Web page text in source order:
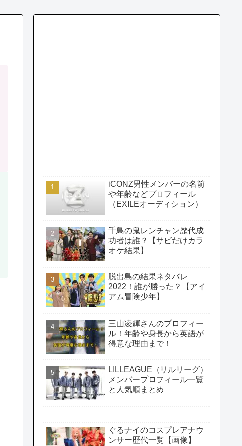
iCONZ男性メンバーの名前
や年齢などプロフィール
（EXILEオーディション）
千鳥の鬼レンチャン歴代成
功者は誰？【サビだけカラ
オケ結果】
脱出島の結果ネタバレ
2022！誰が勝った？【アイ
アム冒険少年】
三山凌輝さんのプロフィー
ル！年齢や身長から英語が
得意な理由まで！
LILLEAGUE（リルリーグ）
メンバープロフィール一覧
と人気順まとめ
ぐるナイのコスプレアナウ
ンサー歴代一覧【画像】